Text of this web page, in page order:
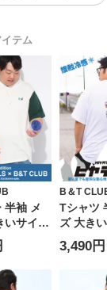
テム
半袖 メ
いサイズ
接
ラ Tパ
ップス
リント
B＆T
Tシャツ
ズ 大き
ヒヤテ
ットン
トップ
3,490円